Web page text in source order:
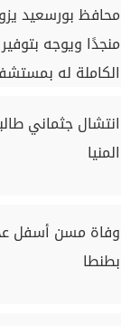
محافظ بورسعيد
منجدًا ويوجه
الكاملة له
انتشال جثماني
المنيا
وفاة مسن أسفل
بطنطا